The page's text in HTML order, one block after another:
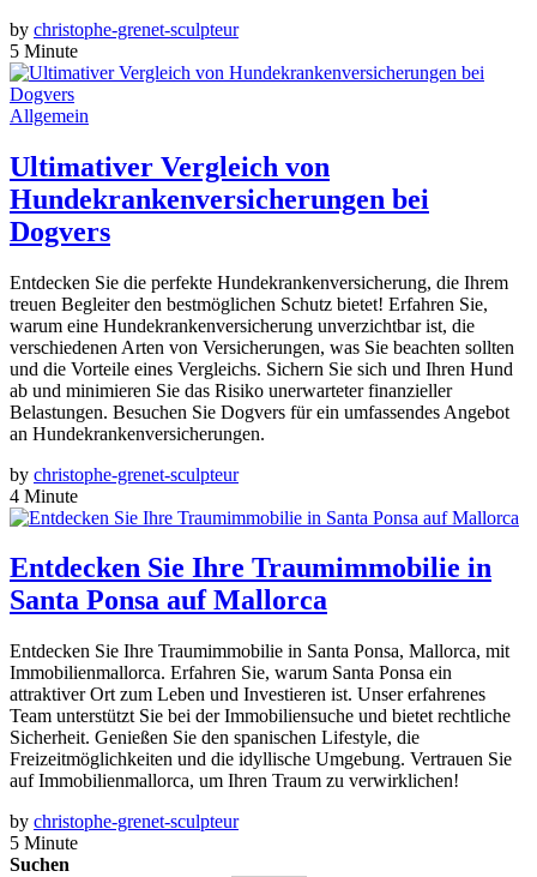
by christophe-grenet-sculpteur
5 Minute
Allgemein
Ultimativer Vergleich von
Hundekrankenversicherungen bei
Dogvers
Entdecken Sie die perfekte Hundekrankenversicherung, die Ihrem
treuen Begleiter den bestmöglichen Schutz bietet! Erfahren Sie,
warum eine Hundekrankenversicherung unverzichtbar ist, die
verschiedenen Arten von Versicherungen, was Sie beachten sollten
und die Vorteile eines Vergleichs. Sichern Sie sich und Ihren Hund
ab und minimieren Sie das Risiko unerwarteter finanzieller
Belastungen. Besuchen Sie Dogvers für ein umfassendes Angebot
an Hundekrankenversicherungen.
by christophe-grenet-sculpteur
4 Minute
Entdecken Sie Ihre Traumimmobilie in
Santa Ponsa auf Mallorca
Entdecken Sie Ihre Traumimmobilie in Santa Ponsa, Mallorca, mit
Immobilienmallorca. Erfahren Sie, warum Santa Ponsa ein
attraktiver Ort zum Leben und Investieren ist. Unser erfahrenes
Team unterstützt Sie bei der Immobiliensuche und bietet rechtliche
Sicherheit. Genießen Sie den spanischen Lifestyle, die
Freizeitmöglichkeiten und die idyllische Umgebung. Vertrauen Sie
auf Immobilienmallorca, um Ihren Traum zu verwirklichen!
by christophe-grenet-sculpteur
5 Minute
Suchen